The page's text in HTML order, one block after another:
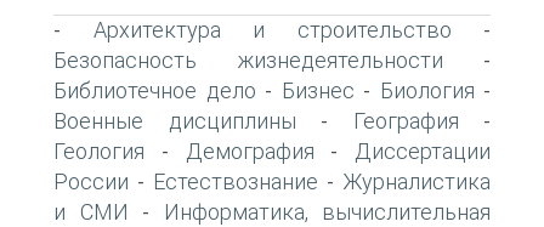
- Архитектура и строительство -
Безопасность жизнедеятельности -
Библиотечное дело - Бизнес - Биология -
Военные дисциплины - География -
Геология - Демография -
Диссертации
России - Естествознание - Журналистика
и СМИ -
Информатика, вычислительная